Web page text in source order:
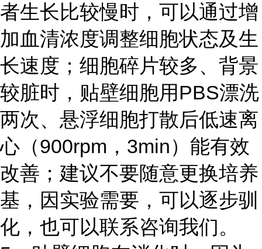
者生长比较慢时，可以通过增
加血清浓度调整细胞状态及生
长速度；细胞碎片较多、背景
较脏时，贴壁细胞用PBS漂洗
两次、悬浮细胞打散后低速离
心（900rpm，3min）能有效
改善；建议不要随意更换培养
基，因实验需要，可以逐步驯
化，也可以联系咨询我们。